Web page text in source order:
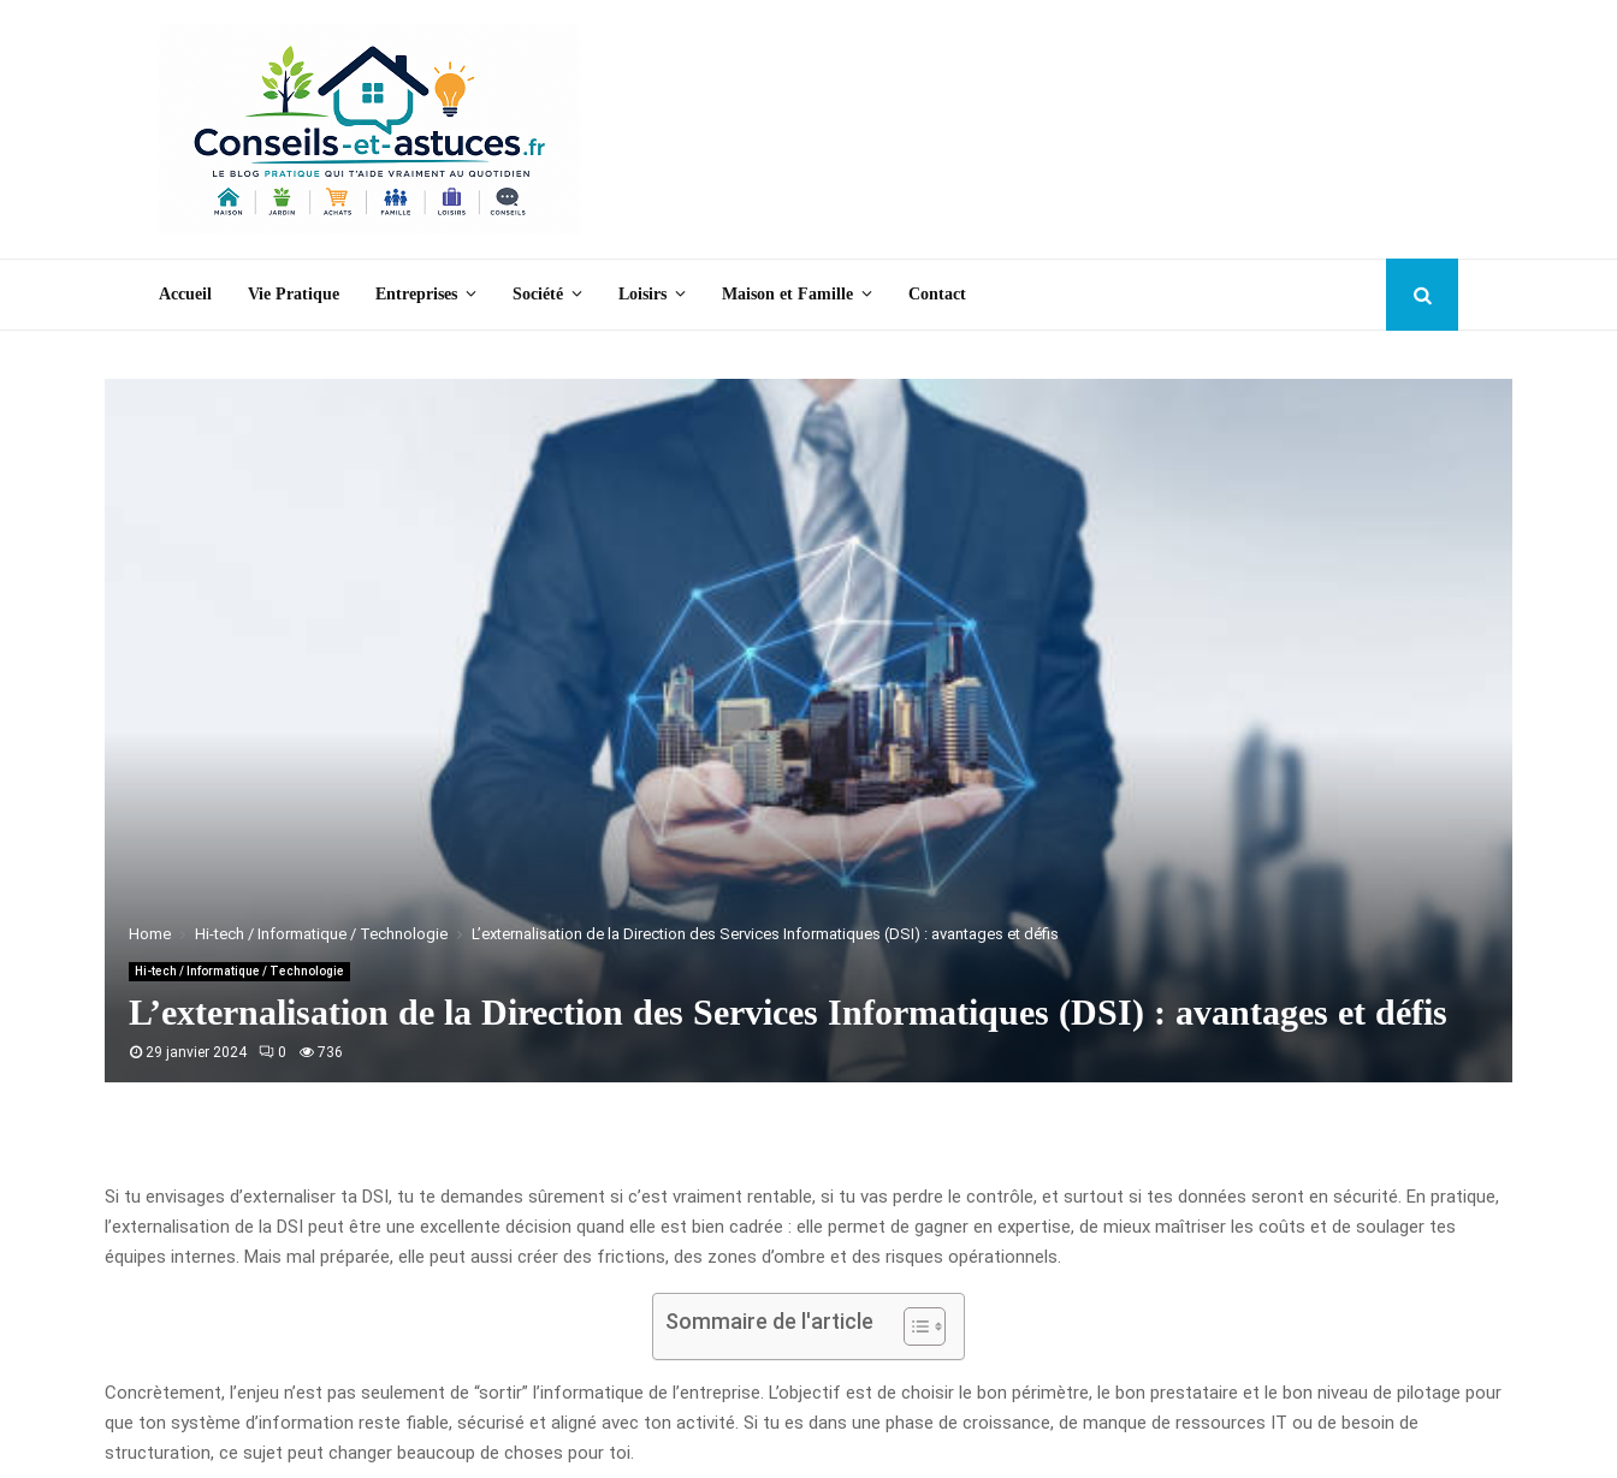
Accueil Vie Pratique Entreprises Société Loisirs Maison et Famille Contact
Home Hi-tech / Informatique / Technologie L’externalisation de la Direction des Services Informatiques (DSI) : avantages et défis
Hi-tech / Informatique / Technologie
L’externalisation de la Direction des Services Informatiques (DSI) : avantages et défis
29 janvier 2024 0 736
Si tu envisages d’externaliser ta DSI, tu te demandes sûrement si c’est vraiment rentable, si tu vas perdre le contrôle, et surtout si tes données seront en sécurité. En pratique,
l’externalisation de la DSI peut être une excellente décision quand elle est bien cadrée : elle permet de gagner en expertise, de mieux maîtriser les coûts et de soulager tes
équipes internes. Mais mal préparée, elle peut aussi créer des frictions, des zones d’ombre et des risques opérationnels.
Sommaire de l'article
Concrètement, l’enjeu n’est pas seulement de “sortir” l’informatique de l’entreprise. L’objectif est de choisir le bon périmètre, le bon prestataire et le bon niveau de pilotage pour
que ton système d’information reste fiable, sécurisé et aligné avec ton activité. Si tu es dans une phase de croissance, de manque de ressources IT ou de besoin de
structuration, ce sujet peut changer beaucoup de choses pour toi.